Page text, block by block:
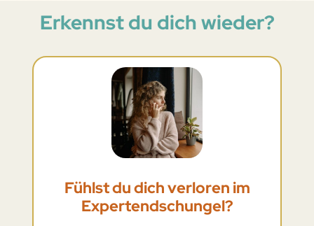
Erkennst du dich wieder?
Fühlst du dich verloren im
Expertendschungel?